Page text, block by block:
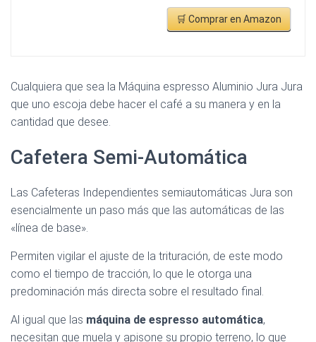
🛒 Comprar en Amazon
Cualquiera que sea la Máquina espresso Aluminio Jura Jura
que uno escoja debe hacer el café a su manera y en la
cantidad que desee.
Cafetera Semi-Automática
Las Cafeteras Independientes semiautomáticas Jura son
esencialmente un paso más que las automáticas de las
«línea de base».
Permiten vigilar el ajuste de la trituración, de este modo
como el tiempo de tracción, lo que le otorga una
predominación más directa sobre el resultado final.
Al igual que las máquina de espresso automática,
necesitan que muela y apisone su propio terreno, lo que